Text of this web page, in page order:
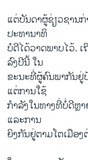
ແຕ່ບັນດາຜູ້ຊ່ຽວຊານ
ປະທານາທິ
ບໍດີໄດ້ວາດພາບໄວ້.
ລົງປີນີ້ ໃນ
ຂະນະທີ່ຜູ້ຄົນພາກັນຢູ່
ແຕ່ການໃຊ້
ກຳລັງໃນທາງທີ່ບໍ່ດີຫຼ
ແລະການ
ຍິງກັນຢູ່ຕາມໂຕເມືອ